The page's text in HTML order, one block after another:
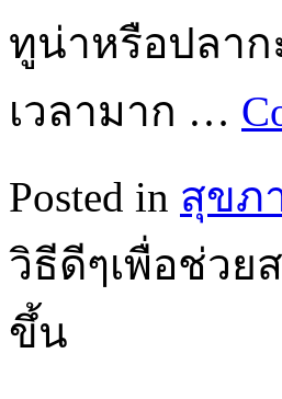
ทูน่าหรือปลาก
เวลามาก …
Posted in สุขภ
วิธีดีๆเพื่อช่วย
ขึ้น